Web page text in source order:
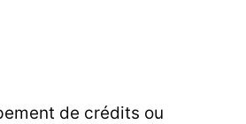
de crédits ou